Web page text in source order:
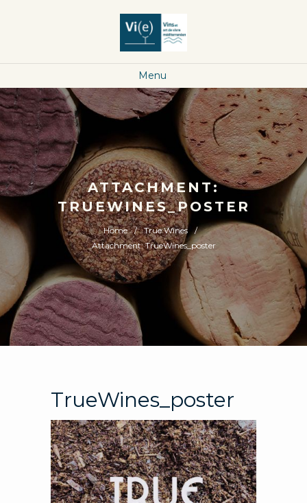
Menu
ATTACHMENT:
TRUEWINES_POSTER
Home
True Wines
Attachment: TrueWines_poster
TrueWines_poster